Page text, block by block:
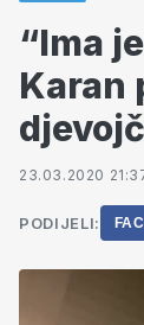
“Ima
Karan
23.03.2020
PODIJELI: